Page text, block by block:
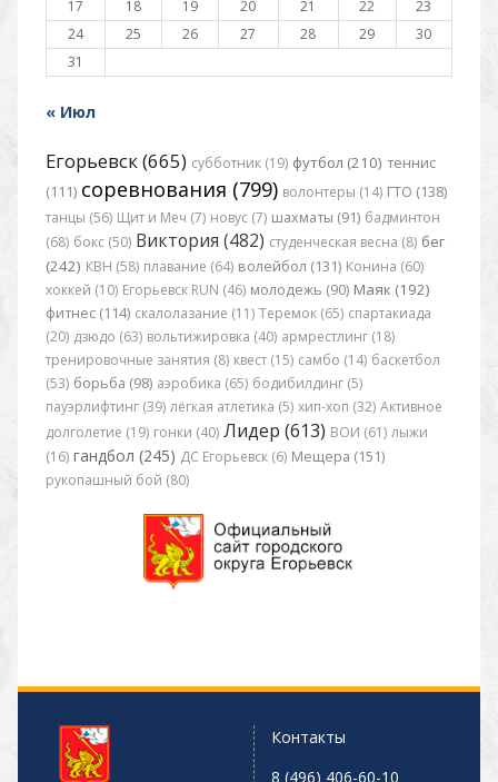
17
18 19 20 21 22
23
24
25 26 27 28 29
30
31
« Июл
Егорьевск (665) субботник (19) футбол (210) теннис
(111) соревнования (799) волонтеры (14) ГТО (138)
танцы (56) Щит и Меч (7) новус (7) шахматы (91) бадминтон
(68) бокс (50) Виктория (482) студенческая весна (8) бег
(242) КВН (58) плавание (64) волейбол (131) Конина (60)
хоккей (10) Егорьевск RUN (46) молодежь (90) Маяк (192)
фитнес (114) скалолазание (11) Теремок (65) спартакиада
(20) дзюдо (63) вольтижировка (40) армрестлинг (18)
тренировочные занятия (8) квест (15) самбо (14) баскетбол
(53) борьба (98) аэробика (65) бодибилдинг (5)
пауэрлифтинг (39) лёгкая атлетика (5) хип-хоп (32) Активное
долголетие (19) гонки (40) Лидер (613) ВОИ (61) лыжи
(16) гандбол (245) ДС Егорьевск (6) Мещера (151)
рукопашный бой (80)
Контакты
8 (496) 406-60-10